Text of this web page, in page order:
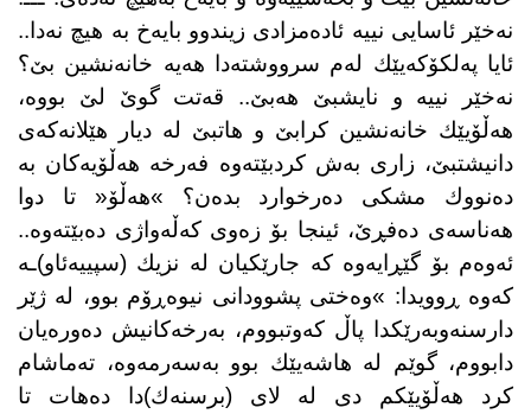
نەخێر ئاسایی نییە ئادەمزادی زیندوو بایەخ بە هیچ نەدا..
ئایا پەلكۆكەیێك لەم سرووشتەدا هەیە خانەنشین بێ؟
نەخێر نییە و نایشبێ هەبێ.. قەتت گوێ لێ بووە،
هەڵۆیێك خانەنشین كرابێ و هاتبێ لە دیار هێلانەكەی
دانیشتبێ، زاری بەش كردبێتەوە فەرخە هەڵۆیەكان بە
دەنووك مشكی دەرخوارد بدەن؟ »هەڵۆ« تا دوا
هەناسەی دەفڕێ، ئینجا بۆ زەوی كەڵەواژی دەبێتەوە..
ئەوەم بۆ گێڕایەوە كە جارێكیان لە نزیك (سپییەئاو)ـە
كەوە ڕوویدا: »وەختی پشوودانی نیوەڕۆم بوو، لە ژێر
دارسنەوبەرێكدا پاڵ كەوتبووم، بەرخەكانیش دەورەیان
دابووم، گوێم لە هاشەیێك بوو بەسەرمەوە، تەماشام
كرد هەڵۆیێكم دی لە لای (برسنەك)دا دەهات تا